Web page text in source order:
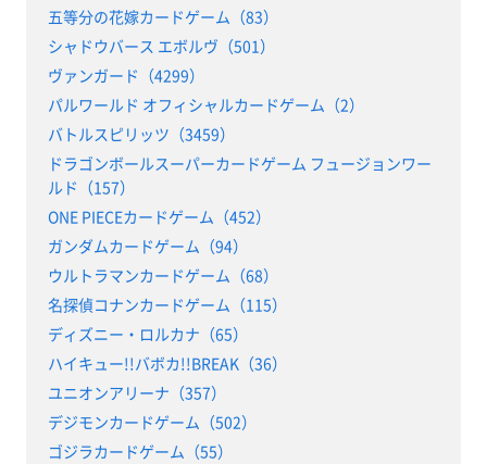
五等分の花嫁カードゲーム（83）
シャドウバース エボルヴ（501）
ヴァンガード（4299）
パルワールド オフィシャルカードゲーム（2）
バトルスピリッツ（3459）
ドラゴンボールスーパーカードゲーム フュージョンワー
ルド（157）
ONE PIECEカードゲーム（452）
ガンダムカードゲーム（94）
ウルトラマンカードゲーム（68）
名探偵コナンカードゲーム（115）
ディズニー・ロルカナ（65）
ハイキュー!!バボカ!!BREAK（36）
ユニオンアリーナ（357）
デジモンカードゲーム（502）
ゴジラカードゲーム（55）